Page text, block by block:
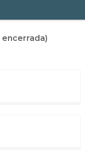
encerrada)